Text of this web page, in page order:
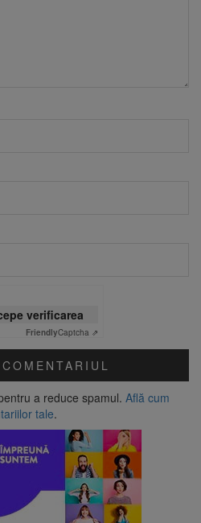
verificarea
FriendlyCaptcha ⇗
a reduce spamul. Află cum
tale.